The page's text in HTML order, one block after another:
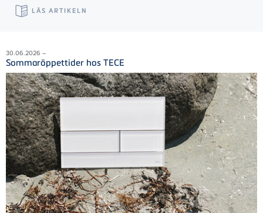
LÄS ARTIKELN
30.06.2026 –
Sommaröppettider hos TECE